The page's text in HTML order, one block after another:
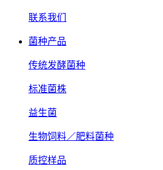
联系我们
菌种产品
传统发酵菌种
标准菌株
益生菌
生物饲料／肥料菌种
质控样品